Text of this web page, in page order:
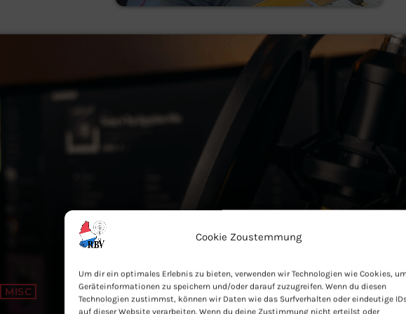
Cookie Zoustemmung
Um dir ein optimales Erlebnis zu bieten, verwenden wir Technologien wie Cookies,
Geräteinformationen zu speichern und/oder darauf zuzugreifen. Wenn du diesen
Technologien zustimmst, können wir Daten wie das Surfverhalten oder eindeutige
auf dieser Website verarbeiten. Wenn du deine Zustimmung nicht erteilst oder
MISC